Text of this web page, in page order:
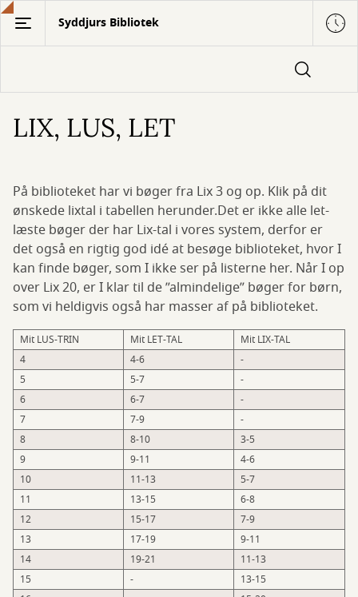
Gå
hovedindhold
Syddjurs Bibliotek
LIX, LUS, LET
På biblioteket har vi bøger fra Lix 3 og op. Klik på dit
ønskede lixtal i tabellen herunder.Det er ikke alle let-
læste bøger der har Lix-tal i vores system, derfor er
det også en rigtig god idé at besøge biblioteket, hvor I
kan finde bøger, som I ikke ser på listerne her. Når I op
over Lix 20, er I klar til de ”almindelige” bøger for børn,
som vi heldigvis også har masser af på biblioteket.
Mit LUS-TRIN Mit LET-TAL
Mit LIX-TAL
4
4-6
-
5
5-7
-
6
6-7
-
7
7-9
-
8
8-10
3-5
9
9-11
4-6
10
11-13
5-7
11
13-15
6-8
12
15-17
7-9
13
17-19
9-11
14
19-21
11-13
15
-
13-15